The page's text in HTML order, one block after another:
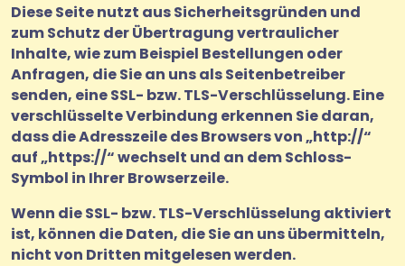
Diese Seite nutzt aus Sicherheitsgründen und
zum Schutz der Übertragung vertraulicher
Inhalte, wie zum Beispiel Bestellungen oder
Anfragen, die Sie an uns als Seitenbetreiber
senden, eine SSL- bzw. TLS-Verschlüsselung. Eine
verschlüsselte Verbindung erkennen Sie daran,
dass die Adresszeile des Browsers von „http://“
auf „https://“ wechselt und an dem Schloss-
Symbol in Ihrer Browserzeile.
Wenn die SSL- bzw. TLS-Verschlüsselung aktiviert
ist, können die Daten, die Sie an uns übermitteln,
nicht von Dritten mitgelesen werden.